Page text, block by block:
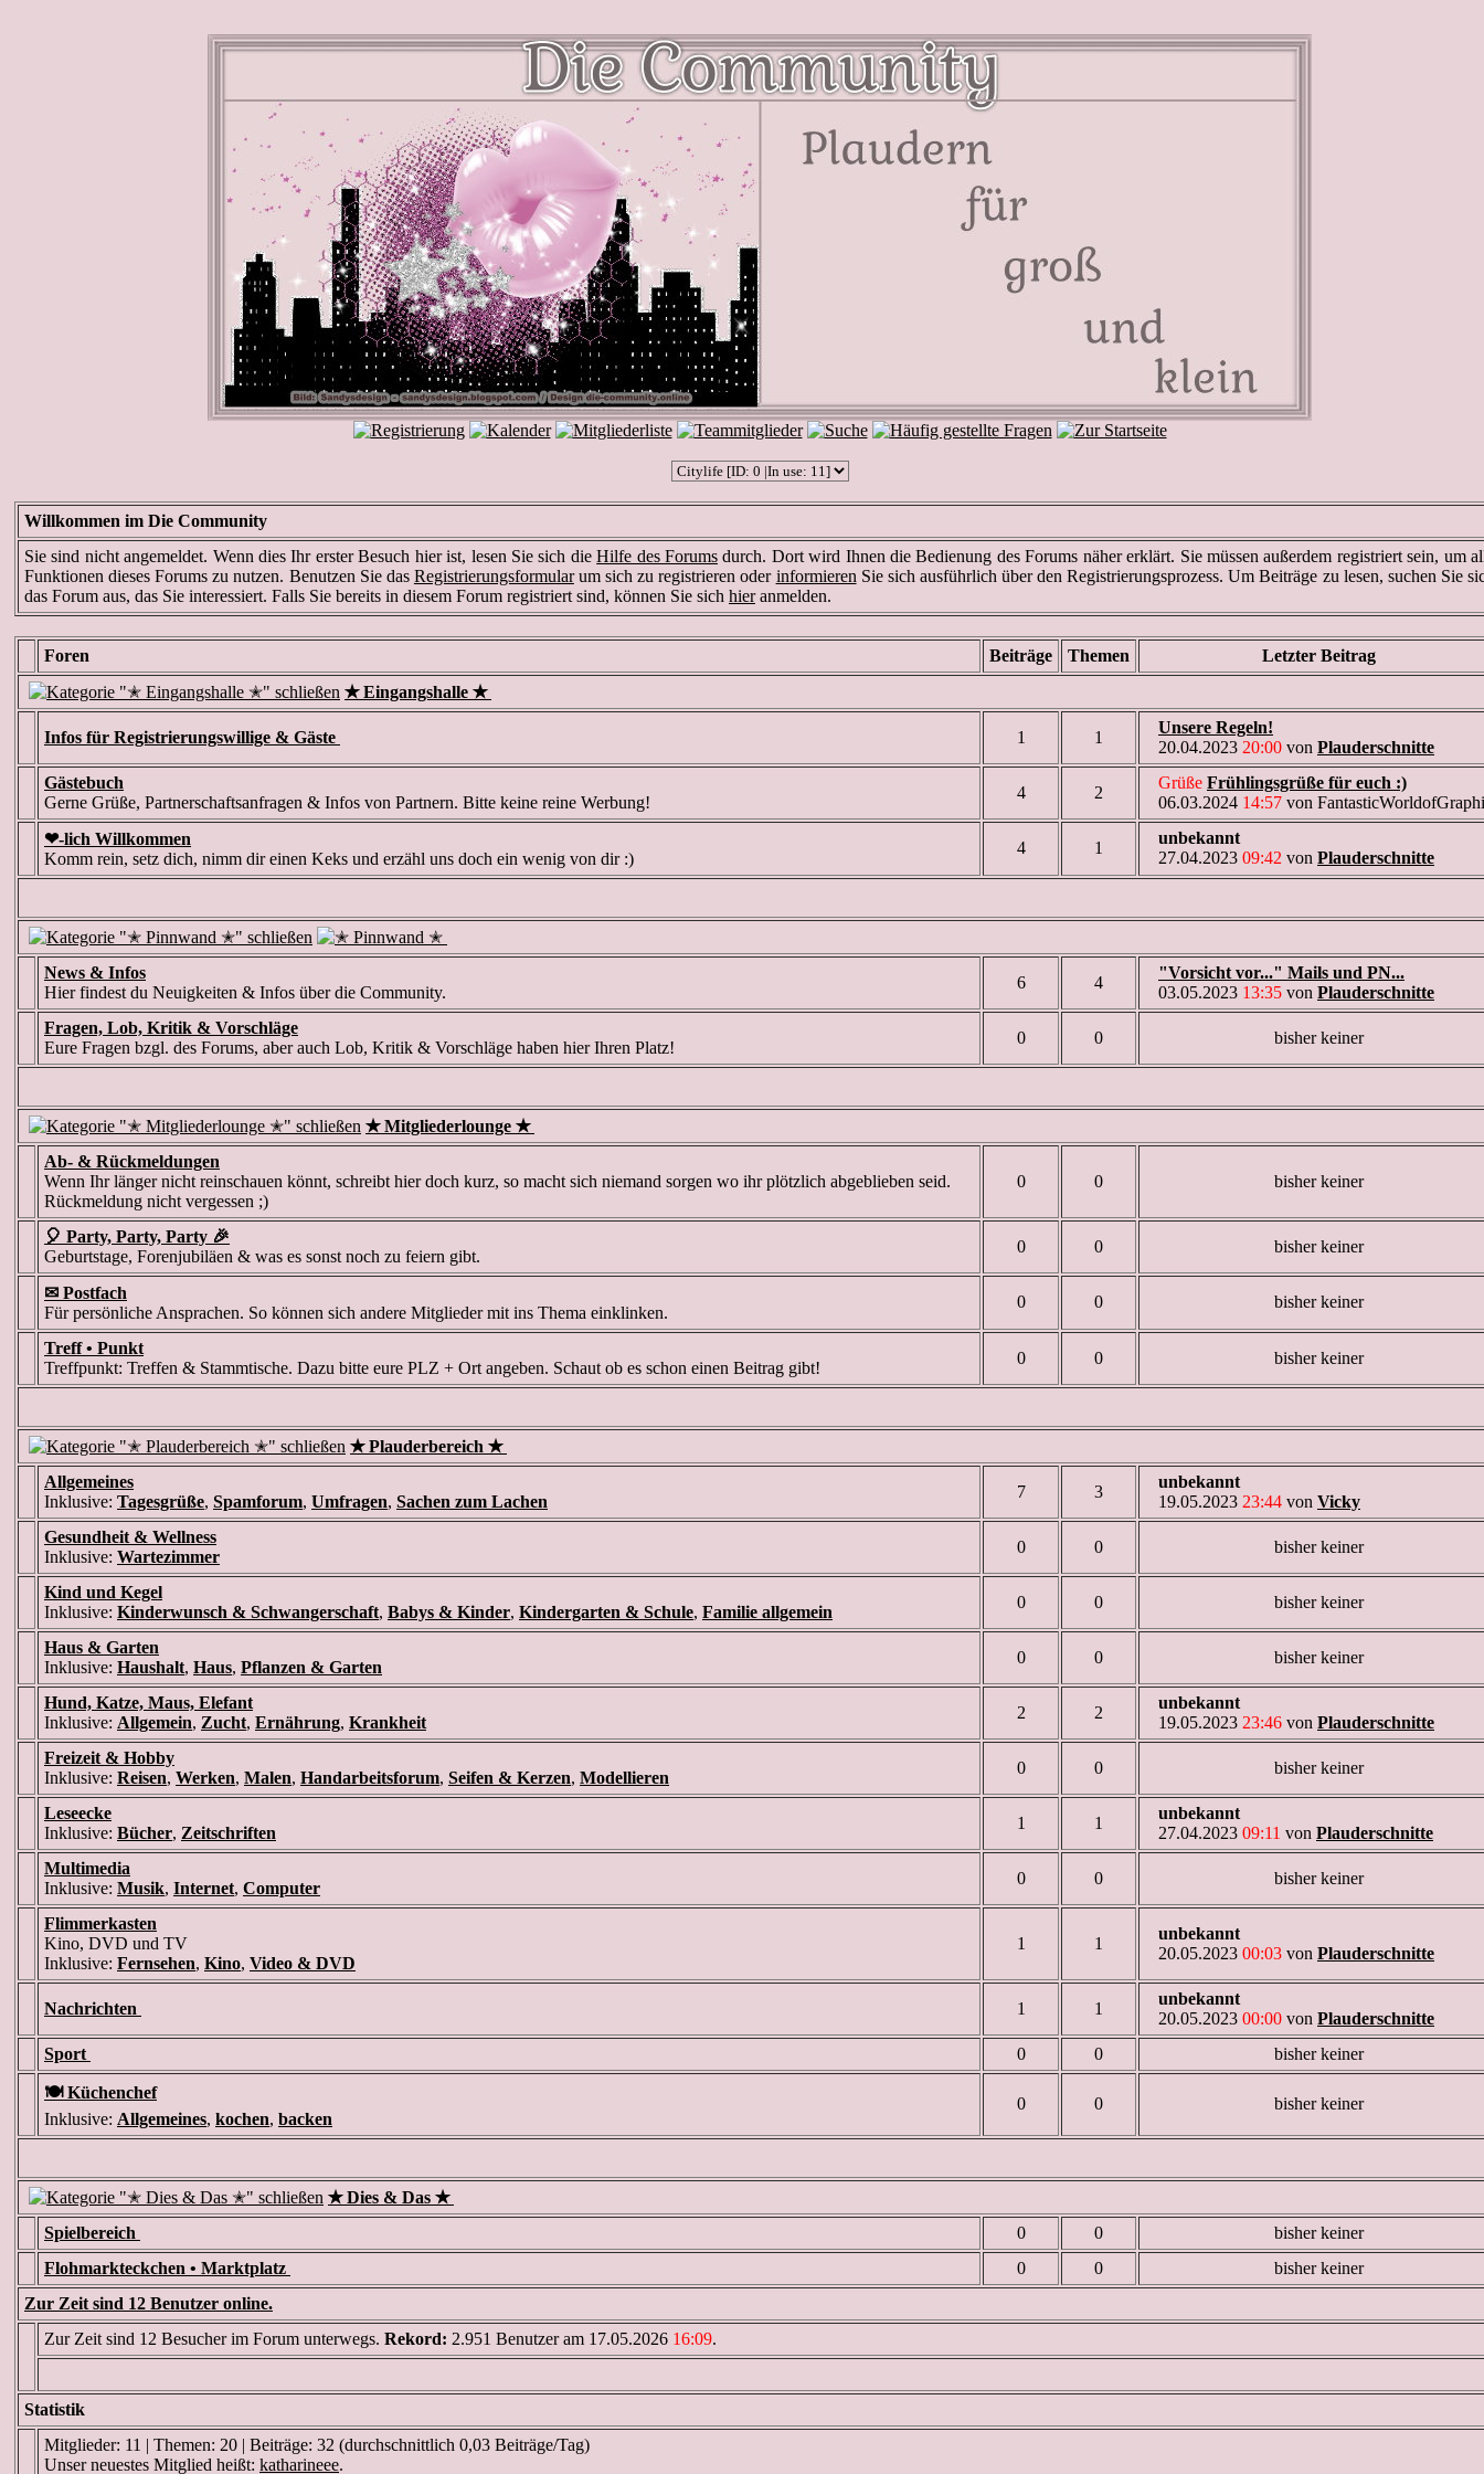
Willkommen im Die Community
Sie sind nicht angemeldet. Wenn dies Ihr erster Besuch hier ist, lesen Sie sich dieHilfe des Forums durch. Dort wird Ihnen die Bedienung des Forums näher erklärt. Sie müssen außerdem registriert sein, um
Funktionen dieses Forums zu nutzen. Benutzen Sie das Registrierungsformularum sich zu registrieren oder informieren Sie sich ausführlich über den Registrierungsprozess. Um Beiträge zu lesen, suchen Sie
das Forum aus, das Sie interessiert. Falls Sie bereits in diesem Forum registriert sind, können Sie sich hieranmelden.
Foren Beiträge Themen
Letzter Beitrag
✭ Eingangshalle ✭
Infos für Registrierungswillige & Gäste 1 1
Unsere Regeln!
20.04.2023 20:00 von Plauderschnitte
Gästebuch
Gerne Grüße, Partnerschaftsanfragen & Infos von Partnern. Bitte keine reine Werbung!
4 2
Grüße Frühlingsgrüße für euch :)
06.03.2024 14:57 von
❤-lich Willkommen
Komm rein, setz dich, nimm dir einen Keks und erzähl uns doch ein wenig von dir :)
4 1
unbekannt
27.04.2023 09:42 von Plauderschnitte
News & Infos
Hier findest du Neuigkeiten & Infos über die Community.
6 4
"Vorsicht vor..." Mails und PN...
03.05.2023 13:35 von Plauderschnitte
Fragen, Lob, Kritik & Vorschläge
Eure Fragen bzgl. des Forums, aber auch Lob, Kritik & Vorschläge haben hier Ihren Platz!
0 0 bisher keiner
✭ Mitgliederlounge ✭
Ab- & Rückmeldungen
Wenn Ihr länger nicht reinschauen könnt, schreibt hier doch kurz, so macht sich niemand sorgen wo ihr plötzlich abgeblieben seid.
Rückmeldung nicht vergessen ;)
0 0 bisher keiner
🎈 Party, Party, Party 🎉
Geburtstage, Forenjubiläen & was es sonst noch zu feiern gibt.
0 0 bisher keiner
✉ Postfach
Für persönliche Ansprachen. So können sich andere Mitglieder mit ins Thema einklinken.
0 0 bisher keiner
Treff • Punkt
Treffpunkt: Treffen & Stammtische. Dazu bitte eure PLZ + Ort angeben. Schaut ob es schon einen Beitrag gibt!
0 0 bisher keiner
✭ Plauderbereich ✭
Allgemeines
Inklusive: Tagesgrüße, Spamforum, Umfragen, Sachen zum Lachen
7 3
unbekannt
19.05.2023 23:44 von Vicky
Gesundheit & Wellness
Inklusive: Wartezimmer
0 0 bisher keiner
Kind und Kegel
Inklusive: Kinderwunsch & Schwangerschaft, Babys & Kinder, Kindergarten & Schule, Familie allgemein
0 0 bisher keiner
Haus & Garten
Inklusive: Haushalt, Haus, Pflanzen & Garten
0 0 bisher keiner
Hund, Katze, Maus, Elefant
Inklusive: Allgemein, Zucht, Ernährung, Krankheit
2 2
unbekannt
19.05.2023 23:46 von Plauderschnitte
Freizeit & Hobby
Inklusive: Reisen, Werken, Malen, Handarbeitsforum, Seifen & Kerzen, Modellieren
0 0 bisher keiner
Leseecke
Inklusive: Bücher, Zeitschriften
1 1
unbekannt
27.04.2023 09:11 von Plauderschnitte
Multimedia
Inklusive: Musik, Internet, Computer
0 0 bisher keiner
Flimmerkasten
Kino, DVD und TV
Inklusive: Fernsehen, Kino, Video & DVD
1 1
unbekannt
20.05.2023 00:03 von Plauderschnitte
Nachrichten 1 1
unbekannt
20.05.2023 00:00 von Plauderschnitte
Sport
0 0 bisher keiner
🍽️ Küchenchef
Inklusive: Allgemeines, kochen, backen
0 0 bisher keiner
✭ Dies & Das ✭
Spielbereich
0 0
bisher keiner
Flohmarkteckchen • Marktplatz
0 0
bisher keiner
Zur Zeit sind 12 Benutzer online.
Zur Zeit sind 12 Besucher im Forum unterwegs. Rekord: 2.951 Benutzer am 17.05.2026 16:09.
Statistik
Mitglieder: 11 | Themen: 20 | Beiträge: 32 (durchschnittlich 0,03 Beiträge/Tag)
Unser neuestes Mitglied heißt: katharineee.